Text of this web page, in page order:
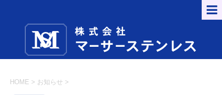
HOME > お知らせ >